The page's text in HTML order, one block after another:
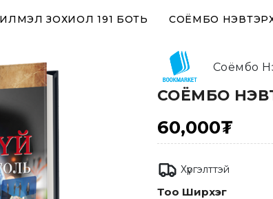
ЗОХИОЛ 191 БОТЬ СОЁМБО
Соёмбо
СОЁМБО
60,000₮
Хүргэлттэй
Тоо Ширхэг